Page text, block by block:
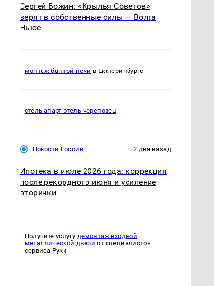
Сергей Божин: «Крылья Советов»
верят в собственные силы — Волга
Ньюс
монтаж банной печи в Екатеринбурге
отель апарт-отель череповец
Новости России 2 дня назад
Ипотека в июле 2026 года: коррекция
после рекордного июня и усиление
вторички
Получите услугу демонтаж входной
металлической двери от специалистов
сервиса Руки